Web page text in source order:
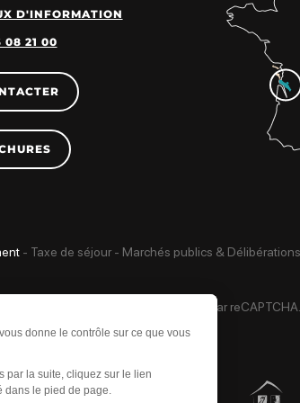
D'INFORMATION
08 21 00
- Taxe de séjour - Marchés publics & Délibérations
Ce site est protégé par